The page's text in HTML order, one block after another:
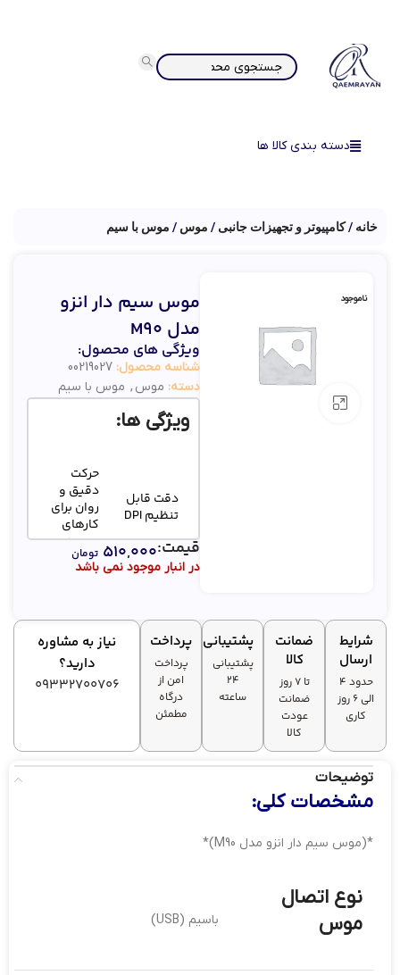
دسته بندی کالا ها
خانه کامپیوتر و تجهیزات جانبی موس موس با سیم
ناموجود
موس سیم دار انزو
مدل M90
ویژگی های محصول:
شناسه محصول: 00219027
دسته: موس , موس با سیم
ویژگی ها:
دقت قابل
تنظیم DPI
حرکت
دقیق و
روان برای
کارهای
روزمره
ارگونومیک
طولانی
مدت
اتصال
باسیم
بدون نیاز
عملکرد
در انبار موجود نمی باشد
قیمت:۵۱۰,۰۰۰ تومان
شرایط
ارسال
حدود 4
الی 6 روز
کاری
ضمانت
کالا
تا ۷ روز
ضمانت
عودت
کالا
پشتیبانی
پشتیبانی
۲۴
ساعته
پرداخت
پرداخت
امن از
درگاه
مطمئن
نیاز به مشاوره
دارید؟
09332700706
توضیحات
مشخصات کلی:
*(موس سیم دار انزو مدل M90)*
نوع اتصال
موس
باسیم (USB)